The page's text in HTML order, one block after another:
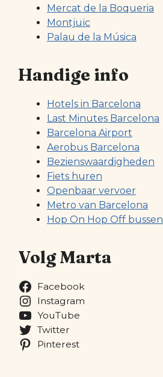
Mercat de la Boqueria
Montjuïc
Palau de la Música
Handige info
Hotels in Barcelona
Last Minutes Barcelona
Barcelona Airport
Aerobus Barcelona
Bezienswaardigheden
Fiets huren
Openbaar vervoer
Metro van Barcelona
Hop On Hop Off bussen
Volg Marta
Facebook
Instagram
YouTube
Twitter
Pinterest